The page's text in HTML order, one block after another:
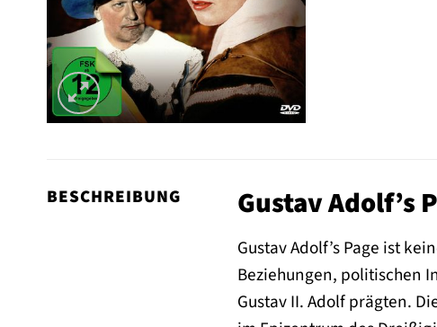
BESCHREIBUNG Gustav Adolf’s
Gustav Adolf’s Page ist
Beziehungen, politischen
Gustav II. Adolf prägten.